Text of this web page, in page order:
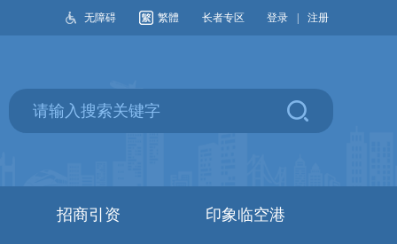
无障碍 繁體 长者专区 登录 注册
招商引资 印象临空港